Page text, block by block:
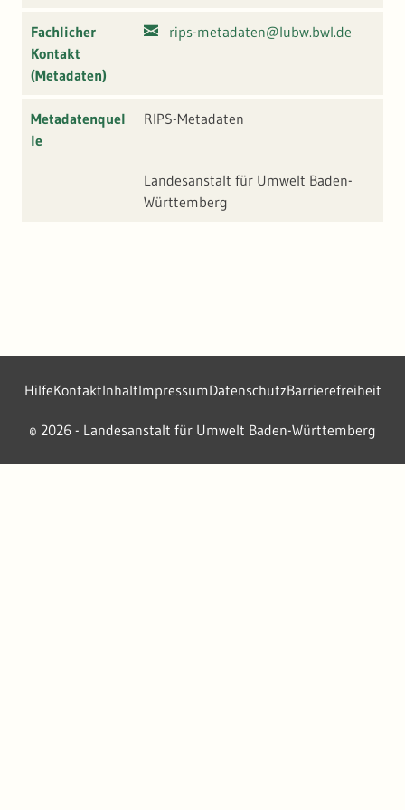
Fachlicher
Kontakt
(Metadaten)
rips-metadaten@lubw.bwl.de
Metadatenquel
le
RIPS-Metadaten
Landesanstalt für Umwelt Baden-
Württemberg
2026 - Landesanstalt für Umwelt Baden-Württemberg
HilfeKontaktInhaltImpressumDatenschutzBarrierefreiheit